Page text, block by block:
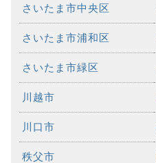
さいたま市中央区
さいたま市浦和区
さいたま市緑区
川越市
川口市
秩父市